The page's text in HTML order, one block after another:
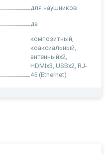
для наушников
да
композитный,
коаксиальный,
антенныйx2,
HDMIx3, USBx2, RJ-
45 (Ethernet)